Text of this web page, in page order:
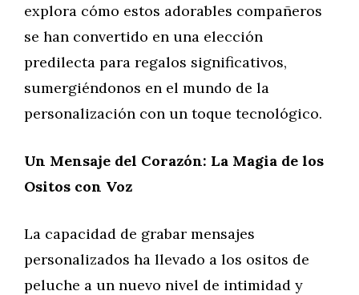
explora cómo estos adorables compañeros
se han convertido en una elección
predilecta para regalos significativos,
sumergiéndonos en el mundo de la
personalización con un toque tecnológico.
Un Mensaje del Corazón: La Magia de los
Ositos con Voz
La capacidad de grabar mensajes
personalizados ha llevado a los ositos de
peluche a un nuevo nivel de intimidad y